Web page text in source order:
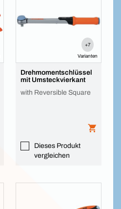
+7
Varianten
Drehmomentschlüssel
mit Umsteckvierkant
with Reversible Square
Dieses Produkt
vergleichen